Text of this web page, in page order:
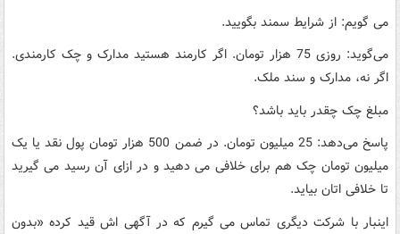
می گویم: از شرایط سمند بگویید.
می‌گوید: روزی 75 هزار تومان. اگر کارمند هستید مدارک و چک کارمندی.
اگر نه، مدارک و سند ملک.
مبلغ چک چقدر باید باشد؟
پاسخ می‌دهد: 25 میلیون تومان. در ضمن 500 هزار تومان پول نقد یا یک
میلیون تومان چک هم برای خلافی می دهید و در ازای آن رسید می گیرید
تا خلافی اتان بیاید.
اینبار با شرکت دیگری تماس می گیرم که در آگهی اش قید کرده «بدون